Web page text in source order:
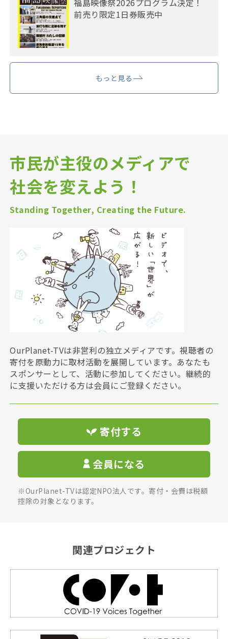
前売り限定1日券販売中
もっと見る
市民が主役のメディアで
社会を変えよう！
Standing Together, Creating the Future.
OurPlanet-TVは非営利の独立メディアです。視聴者の
寄付を原動力に取材活動を展開しています。あなたも
スポンサーとして、活動に参加してください。継続的
に支援いただける方は会員にご登録ください。
寄付する
会員になる
※OurPlanet-TVは認定NPO法人です。寄付・会費は税額
控除の対象となります。
関連プロジェクト